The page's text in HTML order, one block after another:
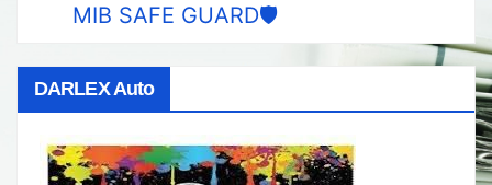
MIB SAFE GUARD🛡️
DARLEX Auto